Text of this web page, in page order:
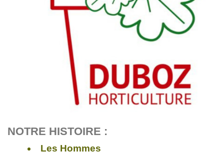
NOTRE HISTOIRE :
Les Hommes